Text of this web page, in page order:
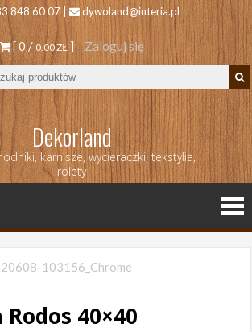
848 60 07 | dywoland@interia.pl
[ 0 /0.00 ZŁ ] Zaloguj się
Dekorland
karnisze, wycieraczki, tekstylia,
rolety
Rodos 40×40